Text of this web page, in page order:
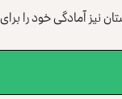
نیز آمادگی خود را برای